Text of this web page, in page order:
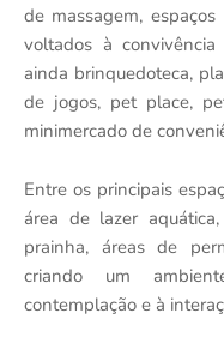
de massagem,
voltados à
ainda brinquedoteca,
de jogos, pet place,
minimercado de
Entre os principais
área de lazer
prainha, áreas de
criando um
contemplação e à